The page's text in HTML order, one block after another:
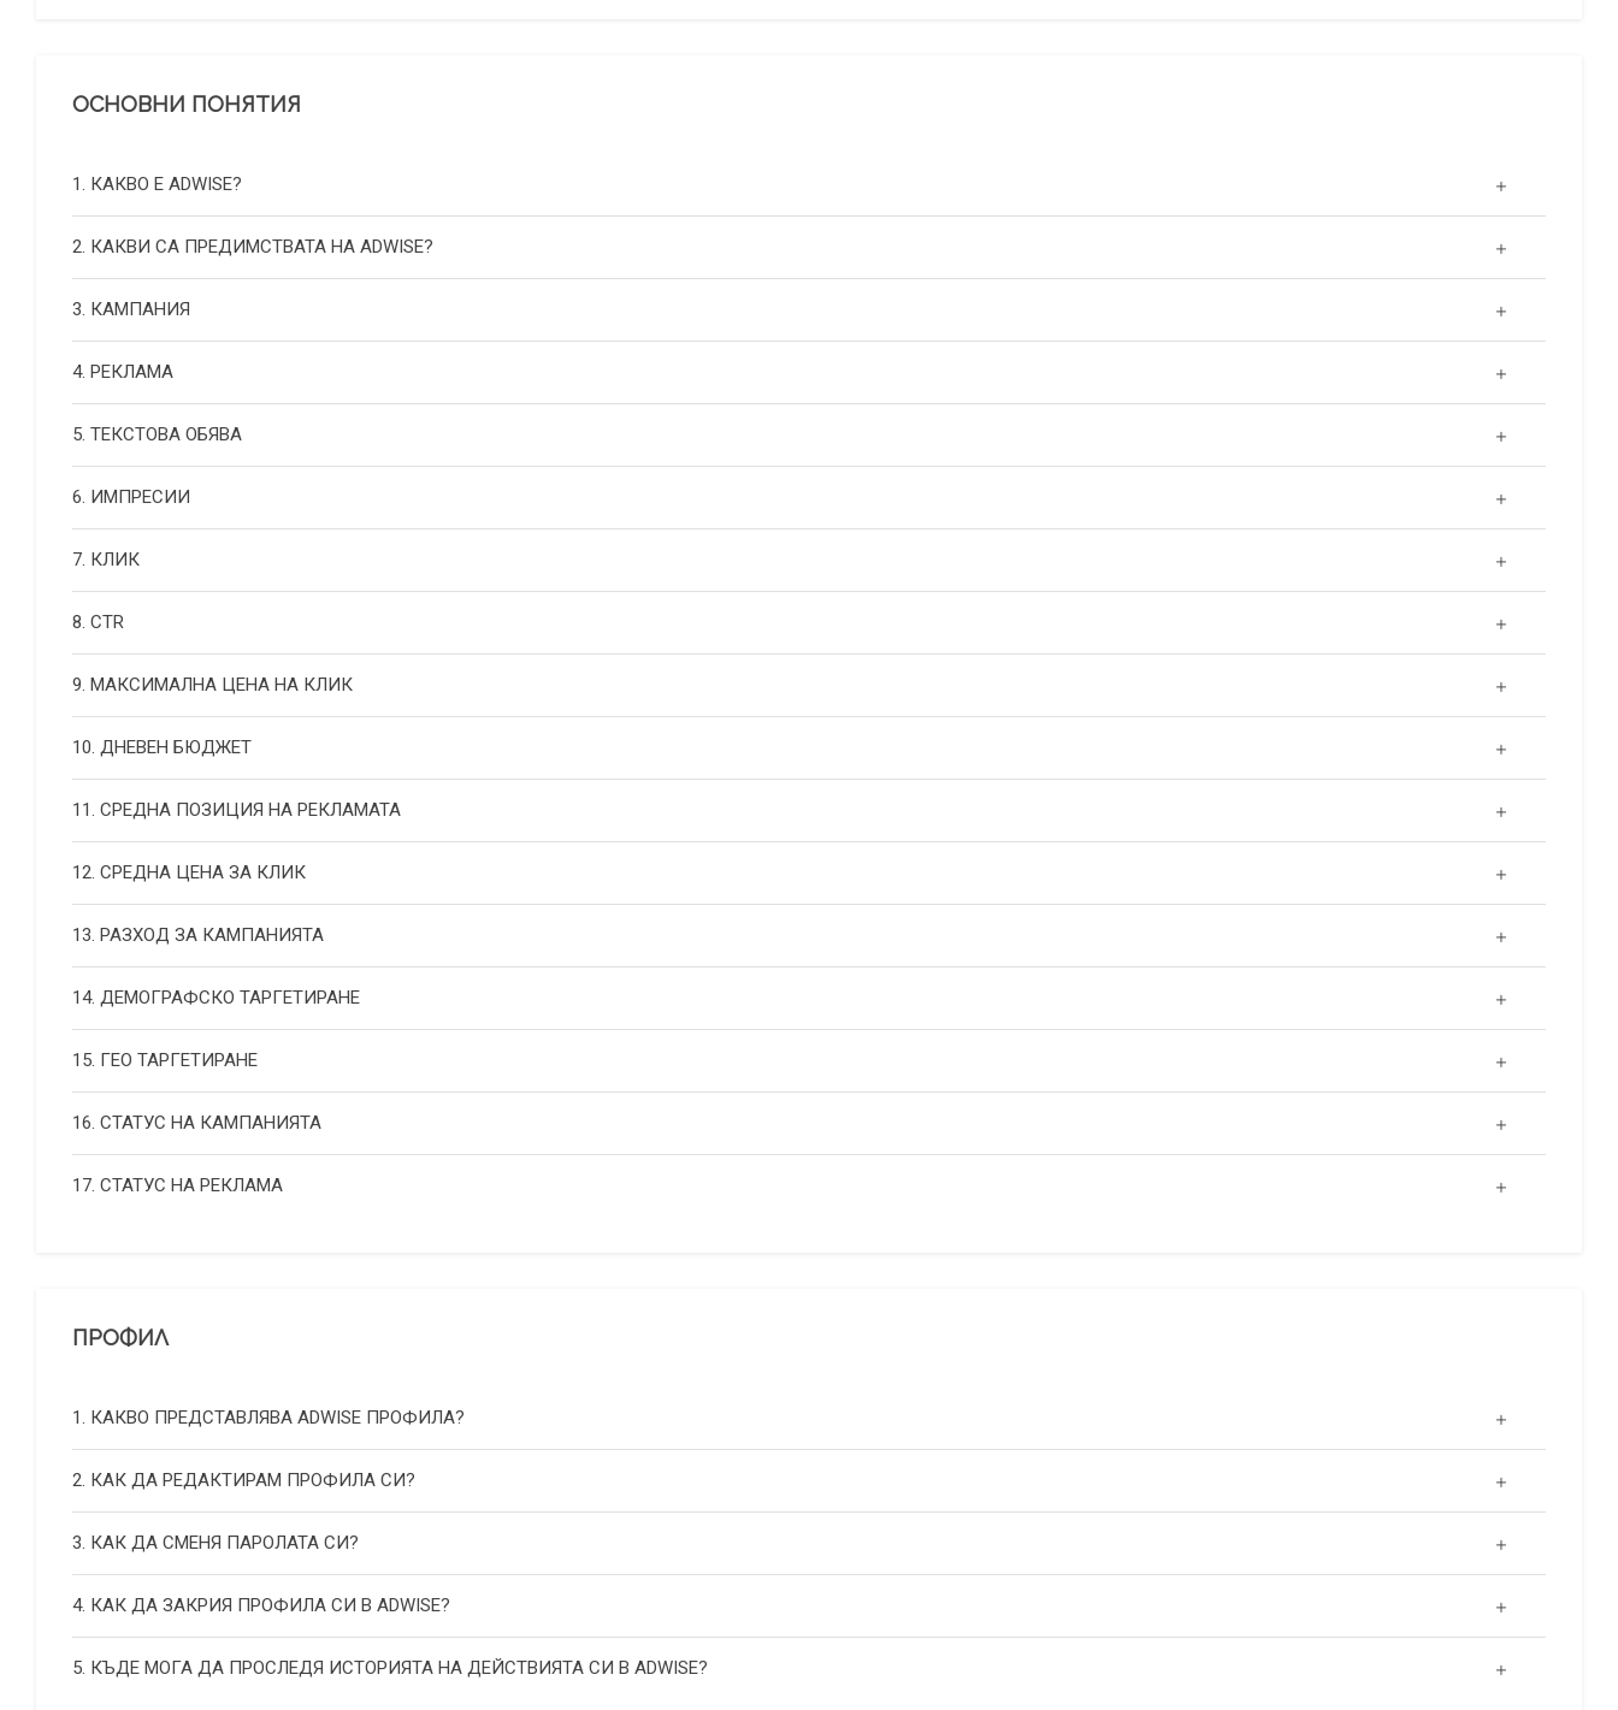
ОСНОВНИ ПОНЯТИЯ
1. КАКВО Е ADWISE?
2. КАКВИ СА ПРЕДИМСТВАТА НА ADWISE?
3. КАМПАНИЯ
4. РЕКЛАМА
5. ТЕКСТОВА ОБЯВА
6. ИМПРЕСИИ
7. КЛИК
8. CTR
9. МАКСИМАЛНА ЦЕНА НА КЛИК
10. ДНЕВЕН БЮДЖЕТ
11. СРЕДНА ПОЗИЦИЯ НА РЕКЛАМАТА
12. СРЕДНА ЦЕНА ЗА КЛИК
13. РАЗХОД ЗА КАМПАНИЯТА
14. ДЕМОГРАФСКО ТАРГЕТИРАНЕ
15. ГЕО ТАРГЕТИРАНЕ
16. СТАТУС НА КАМПАНИЯТА
17. СТАТУС НА РЕКЛАМА
ПРОФИЛ
1. КАКВО ПРЕДСТАВЛЯВА ADWISE ПРОФИЛА?
2. КАК ДА РЕДАКТИРАМ ПРОФИЛА СИ?
3. КАК ДА СМЕНЯ ПАРОЛАТА СИ?
4. КАК ДА ЗАКРИЯ ПРОФИЛА СИ В ADWISE?
5. КЪДЕ МОГА ДА ПРОСЛЕДЯ ИСТОРИЯТА НА ДЕЙСТВИЯТА СИ В ADWISE?